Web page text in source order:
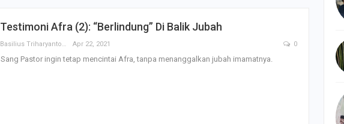
Testimoni Afra (2): “Berlindung” Di Balik Jubah
Apr 22, 2021 0
Sang Pastor ingin tetap mencintai Afra, tanpa menanggalkan jubah imamatnya.